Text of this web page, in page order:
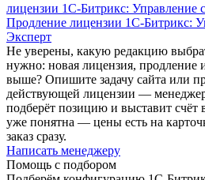
лицензии 1С-Битрикс: Управление
Продление лицензии 1С-Битрикс:
Эксперт
Не уверены, какую редакцию
нужно: новая лицензия, продление
выше? Опишите задачу сайта или
действующей лицензии —
подберёт позицию и выставит счёт
уже понятна — цены есть на
заказ сразу.
Написать менеджеру
Помощь с подбором